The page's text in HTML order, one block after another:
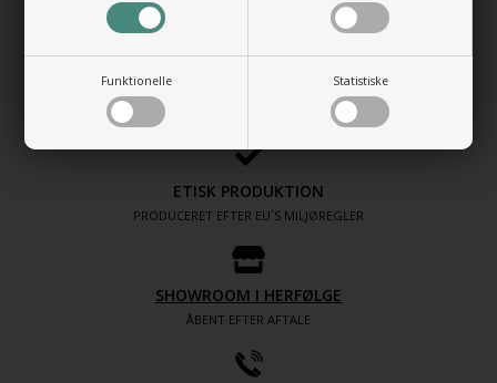
Funktionelle Statistiske
PURE DESIGN - PURE QUALITY
ETISK PRODUKTION
PRODUCERET EFTER EU´S MILJØREGLER
SHOWROOM I HERFØLGE
ÅBENT EFTER AFTALE